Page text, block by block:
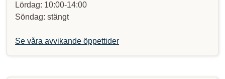
Lördag: 10:00-14:00
Söndag: stängt
Se våra avvikande öppettider